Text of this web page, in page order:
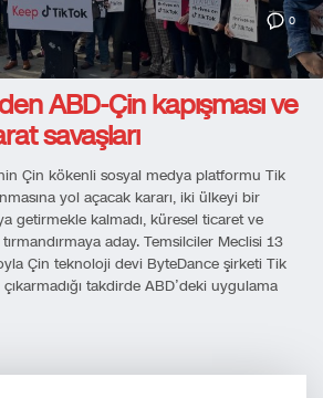
0
ABD-Çin kapışması ve
savaşları
Çin kökenli sosyal medya platformu Tik
yol açacak kararı, iki ülkeyi bir
getirmekle kalmadı, küresel ticaret ve
aday. Temsilciler Meclisi 13
Çin teknoloji devi ByteDance şirketi Tik
takdirde ABD’deki uygulama